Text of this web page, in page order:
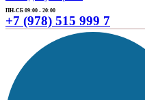
ПН-СБ 09:00 - 20:00
+7 (978) 515 999 7